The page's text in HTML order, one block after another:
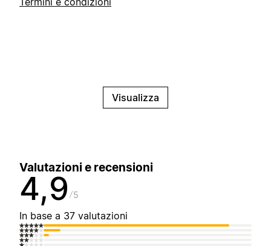
Visualizza
Valutazioni e recensioni
4,9 5
In base a 37 valutazioni